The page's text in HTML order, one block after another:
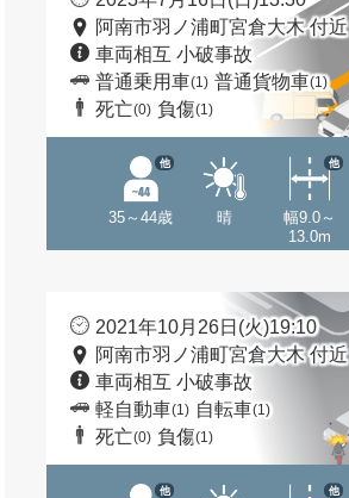
阿南市羽ノ浦町宮倉大木 付近
車両相互 小破事故
普通乗用車(1) 普通貨物車(1)
死亡(0) 負傷(1)
35～44歳
他
晴
幅9.0～
13.0m
他
2021年10月26日(火)19:10
阿南市羽ノ浦町宮倉大木 付近
車両相互 小破事故
軽自動車(1) 自転車(1)
死亡(0) 負傷(1)
他 他